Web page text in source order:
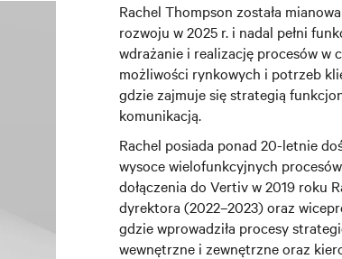
Rachel Thompson została
rozwoju w 2025 r. i nadal pełni
wdrażanie i realizację procesów w
możliwości rynkowych i potrzeb
gdzie zajmuje się strategią
komunikacją.
Rachel posiada ponad 20-letnie
wysoce wielofunkcyjnych
dołączenia do Vertiv w 2019 roku
dyrektora (2022–2023) oraz
gdzie wprowadziła procesy
wewnętrzne i zewnętrzne oraz